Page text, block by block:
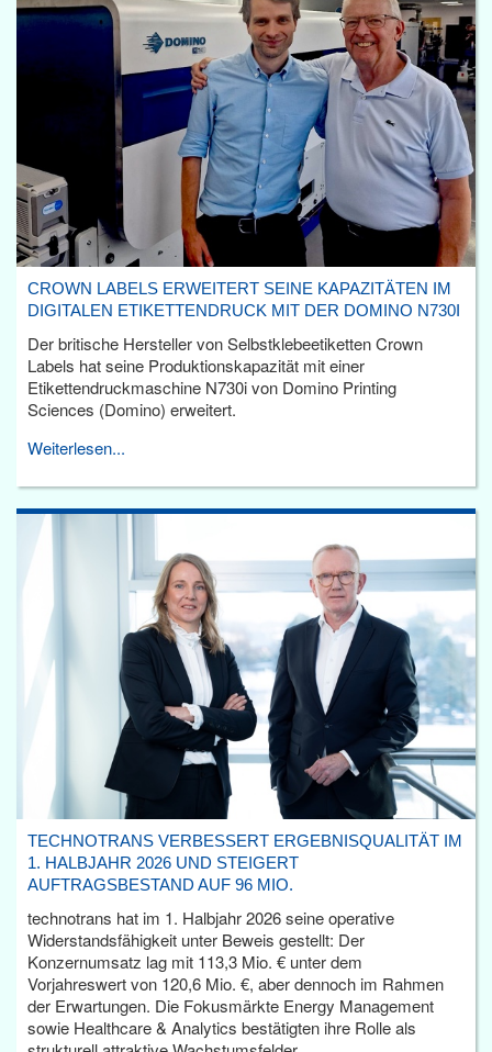
CROWN LABELS ERWEITERT SEINE KAPAZITÄTEN IM
DIGITALEN ETIKETTENDRUCK MIT DER DOMINO N730I
Der britische Hersteller von Selbstklebeetiketten Crown
Labels hat seine Produktionskapazität mit einer
Etikettendruckmaschine N730i von Domino Printing
Sciences (Domino) erweitert.
Weiterlesen...
TECHNOTRANS VERBESSERT ERGEBNISQUALITÄT IM
1. HALBJAHR 2026 UND STEIGERT
AUFTRAGSBESTAND AUF 96 MIO.
technotrans hat im 1. Halbjahr 2026 seine operative
Widerstandsfähigkeit unter Beweis gestellt: Der
Konzernumsatz lag mit 113,3 Mio. € unter dem
Vorjahreswert von 120,6 Mio. €, aber dennoch im Rahmen
der Erwartungen. Die Fokusmärkte Energy Management
sowie Healthcare & Analytics bestätigten ihre Rolle als